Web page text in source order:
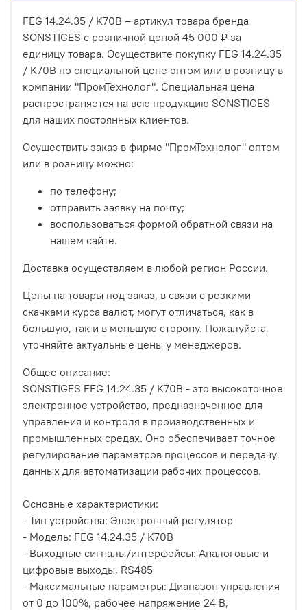
FEG 14.24.35 / K70B – артикул товара бренда
SONSTIGES с розничной ценой 45 000 ₽ за
единицу товара. Осуществите покупку FEG 14.24.35
/ K70B по специальной цене оптом или в розницу в
компании "ПромТехнолог". Специальная цена
распространяется на всю продукцию SONSTIGES
для наших постоянных клиентов.
Осуществить заказ в фирме "ПромТехнолог" оптом
или в розницу можно:
по телефону;
отправить заявку на почту;
воспользоваться формой обратной связи на
нашем сайте.
Доставка осуществляем в любой регион России.
Цены на товары под заказ, в связи с резкими
скачками курса валют, могут отличаться, как в
большую, так и в меньшую сторону. Пожалуйста,
уточняйте актуальные цены у менеджеров.
Общее описание:
SONSTIGES FEG 14.24.35 / K70B - это высокоточное
электронное устройство, предназначенное для
управления и контроля в производственных и
промышленных средах. Оно обеспечивает точное
регулирование параметров процессов и передачу
данных для автоматизации рабочих процессов.
Основные характеристики:
- Тип устройства: Электронный регулятор
- Модель: FEG 14.24.35 / K70B
- Выходные сигналы/интерфейсы: Аналоговые и
цифровые выходы, RS485
- Максимальные параметры: Диапазон управления
от 0 до 100%, рабочее напряжение 24 В,